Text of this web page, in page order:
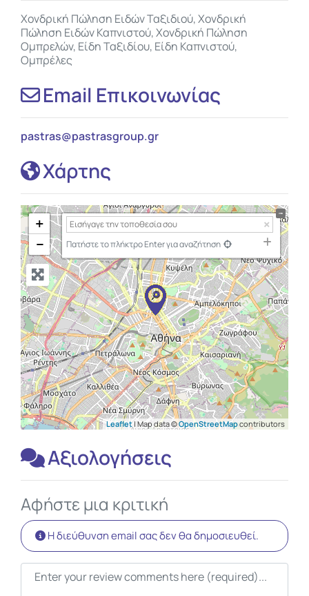
Χονδρική Πώληση Ειδών Ταξιδιού, Χονδρική
Πώληση Ειδών Καπνιστού, Χονδρική Πώληση
Ομπρελών, Είδη Ταξιδίου, Είδη Καπνιστού,
Ομπρέλες
Email Επικοινωνίας
pastras@pastrasgroup.gr
Χάρτης
+
−
Πατήστε το πλήκτρο Enter για αναζήτηση
Leaflet | Map data ©OpenStreetMapcontributors
Αξιολογήσεις
Αφήστε μια κριτική
Η διεύθυνση email σας δεν θα δημοσιευθεί.
Κείμενο κριτικής